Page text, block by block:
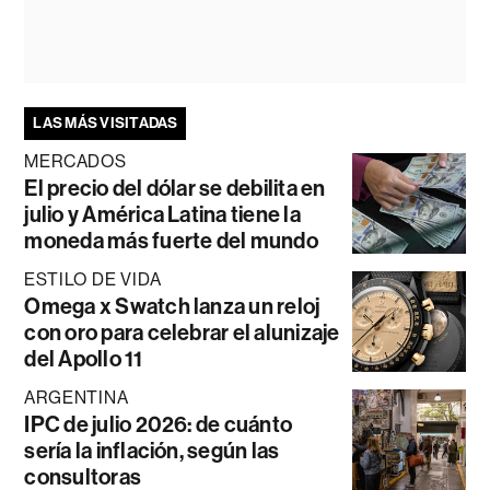
LAS MÁS VISITADAS
MERCADOS
El precio del dólar se debilita en
julio y América Latina tiene la
moneda más fuerte del mundo
ESTILO DE VIDA
Omega x Swatch lanza un reloj
con oro para celebrar el alunizaje
del Apollo 11
ARGENTINA
IPC de julio 2026: de cuánto
sería la inflación, según las
consultoras